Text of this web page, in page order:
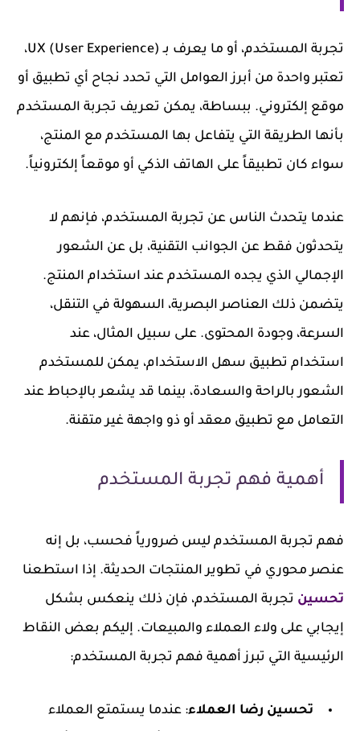
تجربة المستخدم، أو ما يعرف بـ UX (User Experience)،
تعتبر واحدة من أبرز العوامل التي تحدد نجاح أي تطبيق أو
موقع إلكتروني. ببساطة، يمكن تعريف تجربة المستخدم
بأنها الطريقة التي يتفاعل بها المستخدم مع المنتج،
سواء كان تطبيقاً على الهاتف الذكي أو موقعاً إلكترونياً.
عندما يتحدث الناس عن تجربة المستخدم، فإنهم لا
يتحدثون فقط عن الجوانب التقنية، بل عن الشعور
الإجمالي الذي يجده المستخدم عند استخدام المنتج.
يتضمن ذلك العناصر البصرية، السهولة في التنقل،
السرعة، وجودة المحتوى. على سبيل المثال، عند
استخدام تطبيق سهل الاستخدام، يمكن للمستخدم
الشعور بالراحة والسعادة، بينما قد يشعر بالإحباط عند
التعامل مع تطبيق معقد أو ذو واجهة غير متقنة.
أهمية فهم تجربة المستخدم
فهم تجربة المستخدم ليس ضرورياً فحسب، بل إنه
عنصر محوري في تطوير المنتجات الحديثة. إذا استطعنا
تحسين تجربة المستخدم، فإن ذلك ينعكس بشكل
إيجابي على ولاء العملاء والمبيعات. إليكم بعض النقاط
الرئيسية التي تبرز أهمية فهم تجربة المستخدم:
تحسين رضا العملاء: عندما يستمتع العملاء